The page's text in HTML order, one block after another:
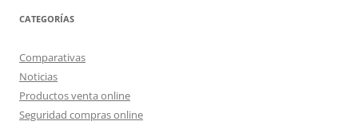
CATEGORÍAS
Comparativas
Noticias
Productos venta online
Seguridad compras online